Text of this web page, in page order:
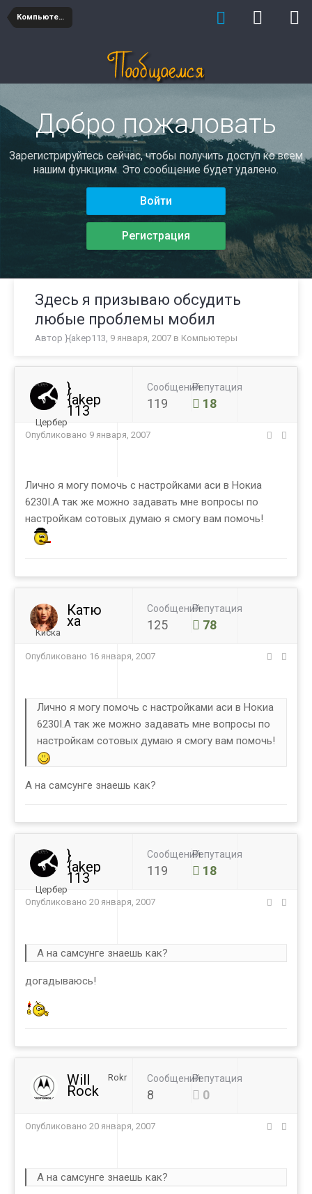
Компьютеры
Добро пожаловать
Зарегистрируйтесь сейчас, чтобы получить доступ ко всем
нашим функциям. Это сообщение будет удалено.
Войти
Регистрация
Здесь я призываю обсудить
любые проблемы мобил
Автор }{akep113, 9 января, 2007 в Компьютеры
}
{akep
113
Цербер
Сообщений
119
Репутация
18
Опубликовано 9 января, 2007
Лично я могу помочь с настройками аси в Нокиа
6230I.А так же можно задавать мне вопросы по
настройкам сотовых думаю я смогу вам помочь!
Катю
ха
Киска
Сообщений
125
Репутация
78
Опубликовано 16 января, 2007
Лично я могу помочь с настройками аси в Нокиа
6230I.А так же можно задавать мне вопросы по
настройкам сотовых думаю я смогу вам помочь!
А на самсунге знаешь как?
}
{akep
113
Цербер
Сообщений
119
Репутация
18
Опубликовано 20 января, 2007
А на самсунге знаешь как?
догадываюсь!
Will
Rock
Rokr Сообщений
8
Репутация
0
Опубликовано 20 января, 2007
А на самсунге знаешь как?